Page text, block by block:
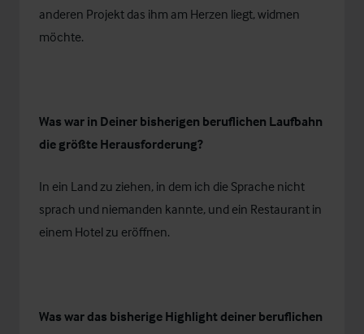
anderen Projekt das ihm am Herzen liegt, widmen
möchte.
Was war in Deiner bisherigen beruflichen Laufbahn
die größte Herausforderung?
In ein Land zu ziehen, in dem ich die Sprache nicht
sprach und niemanden kannte, und ein Restaurant in
einem Hotel zu eröffnen.
Was war das bisherige Highlight deiner beruflichen